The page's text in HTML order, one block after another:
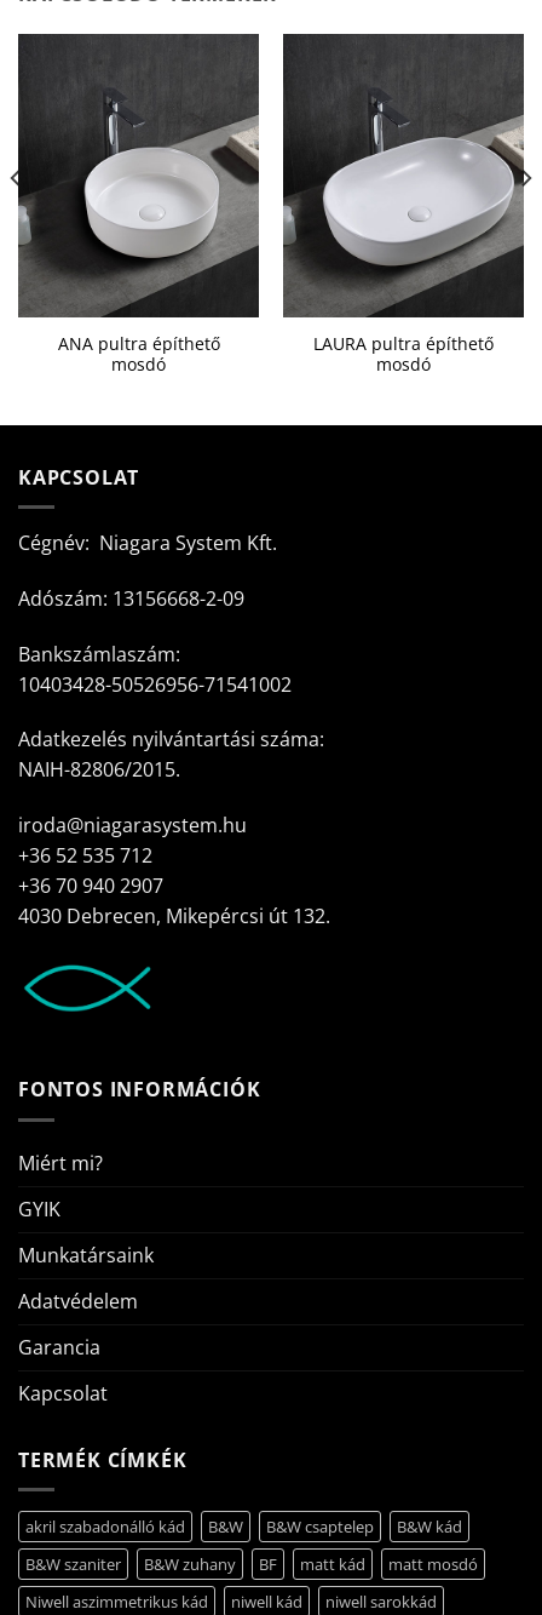
ANA pultra építhető
mosdó
LAURA pultra építhető
mosdó
KAPCSOLAT
Cégnév: Niagara System Kft.
Adószám: 13156668-2-09
Bankszámlaszám:
10403428-50526956-71541002
Adatkezelés nyilvántartási száma:
NAIH-82806/2015.
iroda@niagarasystem.hu
+36 52 535 712
+36 70 940 2907
4030 Debrecen, Mikepércsi út 132.
FONTOS INFORMÁCIÓK
Miért mi?
GYIK
Munkatársaink
Adatvédelem
Garancia
Kapcsolat
TERMÉK CÍMKÉK
akril szabadonálló kád B&W B&W csaptelep
B&W kád
B&W szaniter
B&W zuhany BF matt kád
matt mosdó
Niwell aszimmetrikus kád
niwell kád niwell sarokkád